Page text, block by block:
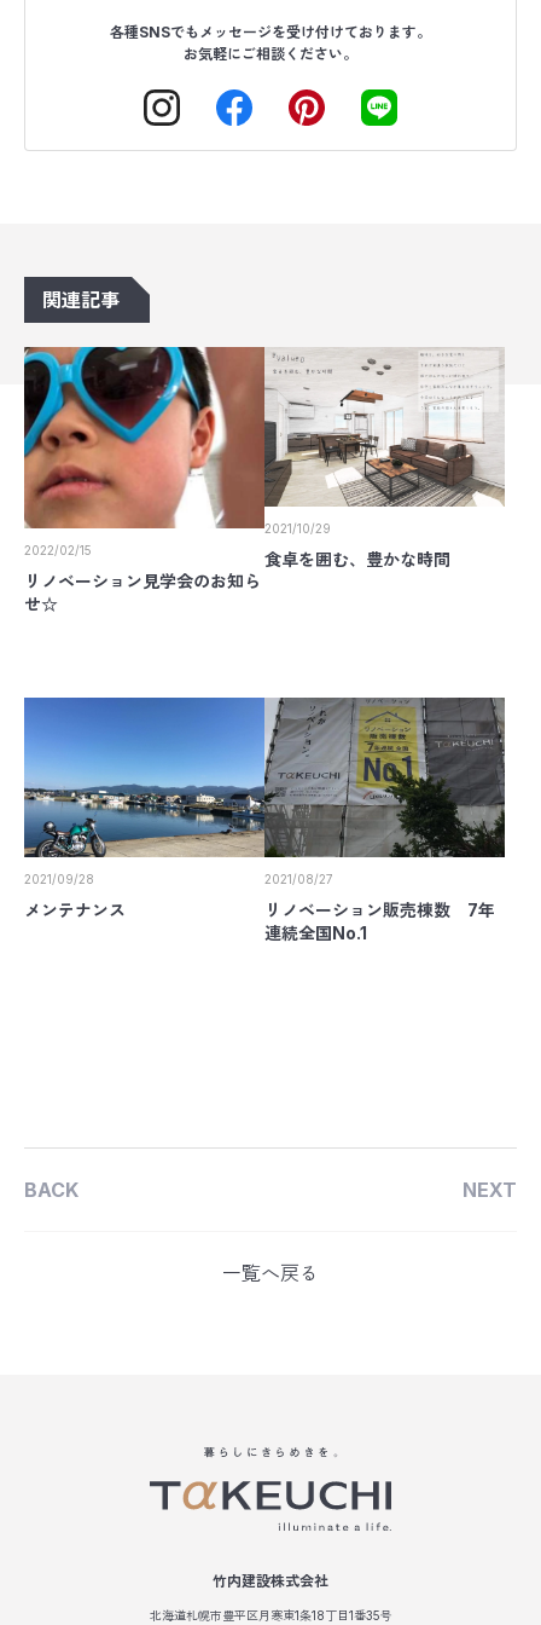
各種SNSでもメッセージを受け付けております。
お気軽にご相談ください。
関連記事
2022/02/15
リノベーション見学会のお知ら
せ☆
2021/10/29
食卓を囲む、豊かな時間
2021/09/28
メンテナンス
2021/08/27
リノベーション販売棟数 7年
連続全国No.1
BACK
一覧へ戻る
NEXT
竹内建設株式会社
北海道札幌市豊平区月寒東1条18丁目1番35号